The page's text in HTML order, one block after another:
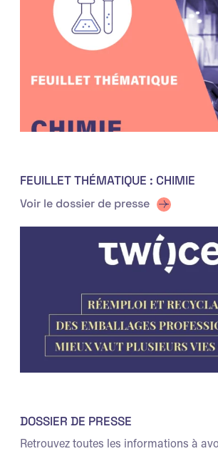
FEUILLET THÉMATIQUE : CHIMIE
Voir le dossier de presse
DOSSIER DE PRESSE
Retrouvez toutes les informations à